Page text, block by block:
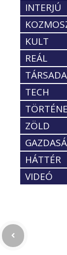
INTERJÚ
KULT
REÁL
TECH
ZÖLD
HÁTTÉR
VIDEÓ